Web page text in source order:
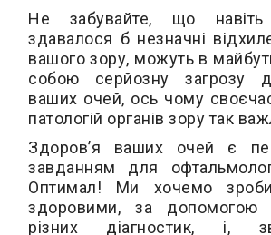
Не забувайте, що навіть
здавалося б незначні
вашого зору, можуть в
собою серйозну загрозу
ваших очей, ось чому
патологій органів зору так
Здоров’я ваших очей є
завданням для
Оптимал! Ми хочемо
здоровими, за допомогою
різних діагностик, і,